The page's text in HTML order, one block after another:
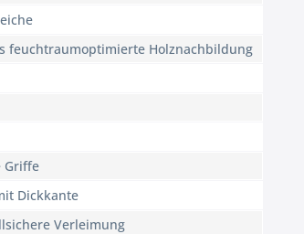
feuchtraumoptimierte Holznachbildung
Griffe
Dickkante
Verleimung